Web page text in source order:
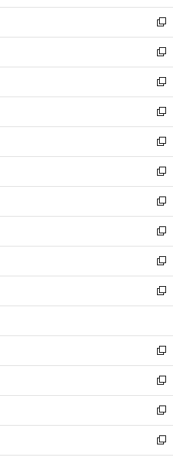
開
く
ウ
で
開
く
ン
ド
ウ
で
開
く
ウ
ィ
ン
ド
ウ
で
開
く
新
し
い
ウ
ィ
ン
ド
ウ
で
開
く
新
し
い
ウ
ィ
ン
ド
ウ
で
開
く
新
し
い
ウ
ィ
ン
ド
ウ
で
開
く
新
し
い
ウ
ィ
ン
ド
ウ
で
開
く
新
し
い
ウ
ィ
ン
ド
ウ
で
開
く
新
し
い
ウ
ィ
ン
ド
ウ
で
開
新
し
い
ウ
ィ
ン
ド
ウ
開
く
新
し
い
ウ
ィ
ン
ウ
で
開
く
新
し
い
ウ
ン
ド
ウ
で
開
く
新
し
ウ
ィ
ン
ド
ウ
で
開
く
新
し
い
ウ
ィ
ン
ド
ウ
新
し
い
ウ
ィ
ン
新
し
い
新